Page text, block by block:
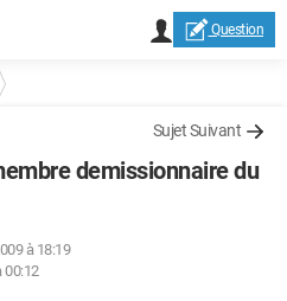
Question
Sujet Suivant
demissionnaire du
à 18:19
00:12